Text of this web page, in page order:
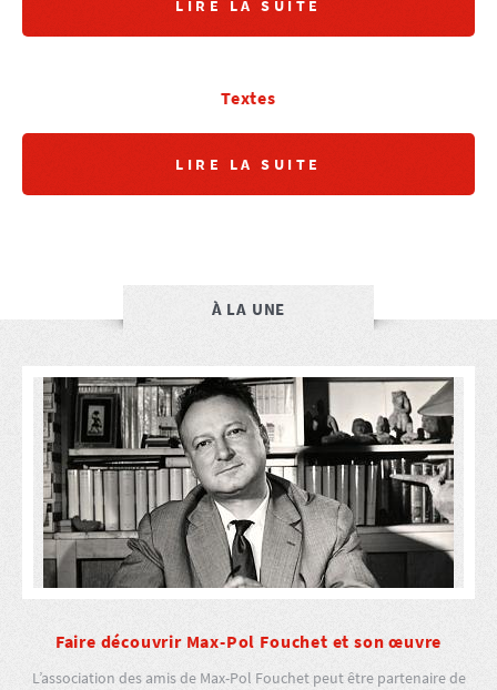
LIRE LA SUITE
Textes
LIRE LA SUITE
À LA UNE
Faire découvrir Max-Pol Fouchet et son œuvre
L’association des amis de Max-Pol Fouchet peut être partenaire de